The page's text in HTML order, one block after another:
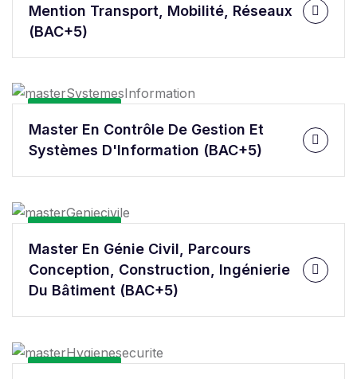
Mention Transport, Mobilité, Réseaux
(BAC+5)
En Savoir Plus
Master En Contrôle De Gestion Et
Systèmes D'Information (BAC+5)
En Savoir Plus
Master En Génie Civil, Parcours
Conception, Construction, Ingénierie
Du Bâtiment (BAC+5)
En Savoir Plus